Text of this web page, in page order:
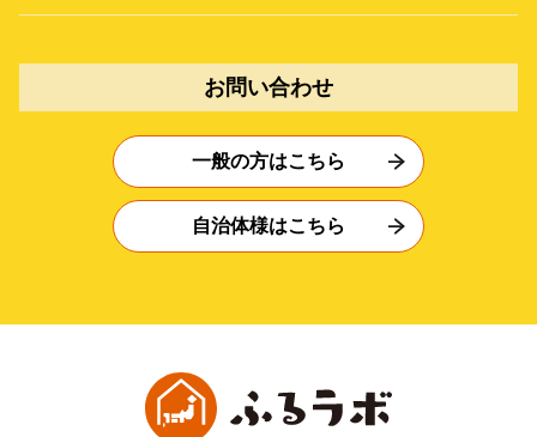
お問い合わせ
一般の方はこちら
自治体様はこちら